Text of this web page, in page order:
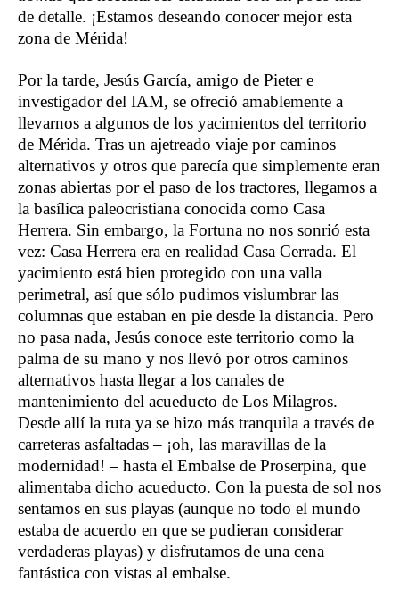
de detalle. ¡Estamos deseando conocer mejor esta
zona de Mérida!
Por la tarde, Jesús García, amigo de Pieter e
investigador del IAM, se ofreció amablemente a
llevarnos a algunos de los yacimientos del territorio
de Mérida. Tras un ajetreado viaje por caminos
alternativos y otros que parecía que simplemente eran
zonas abiertas por el paso de los tractores, llegamos a
la basílica paleocristiana conocida como Casa
Herrera. Sin embargo, la Fortuna no nos sonrió esta
vez: Casa Herrera era en realidad Casa Cerrada. El
yacimiento está bien protegido con una valla
perimetral, así que sólo pudimos vislumbrar las
columnas que estaban en pie desde la distancia. Pero
no pasa nada, Jesús conoce este territorio como la
palma de su mano y nos llevó por otros caminos
alternativos hasta llegar a los canales de
mantenimiento del acueducto de Los Milagros.
Desde allí la ruta ya se hizo más tranquila a través de
carreteras asfaltadas – ¡oh, las maravillas de la
modernidad! – hasta el Embalse de Proserpina, que
alimentaba dicho acueducto. Con la puesta de sol nos
sentamos en sus playas (aunque no todo el mundo
estaba de acuerdo en que se pudieran considerar
verdaderas playas) y disfrutamos de una cena
fantástica con vistas al embalse.